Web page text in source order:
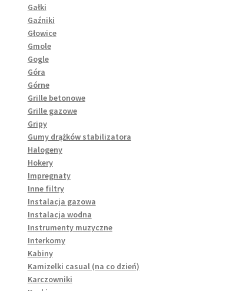
Gałki
Gaźniki
Głowice
Gmole
Gogle
Góra
Górne
Grille betonowe
Grille gazowe
Gripy
Gumy drążków stabilizatora
Halogeny
Hokery
Impregnaty
Inne filtry
Instalacja gazowa
Instalacja wodna
Instrumenty muzyczne
Interkomy
Kabiny
Kamizelki casual (na co dzień)
Karczowniki